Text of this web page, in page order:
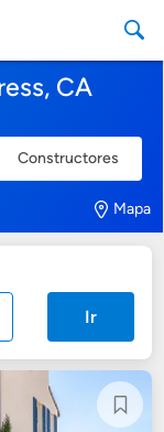
CA
Constructores
Mapa
Ir